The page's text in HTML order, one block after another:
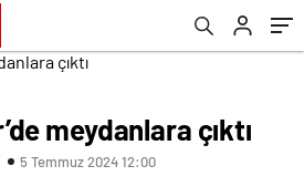
meydanlara çıktı
5 Temmuz 2024 12:00